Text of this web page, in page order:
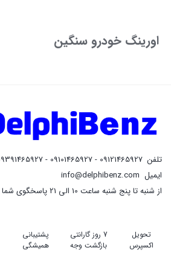
اورینگ خودرو سنگین
تلفن 09121465927 - 09101465927 - 09391465927 - 02136915773
ایمیل info@delphibenz.com
از شنبه تا پنج شنبه ساعت 10 الی 21 پاسخگوی شما هستیم.
تحویل
اکسپرس
7 روز گارانتی
بازگشت وجه
پشتیبانی
همیشگی